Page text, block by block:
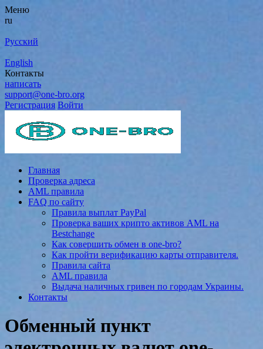
Меню
ru
Русский
English
Контакты
написать
support@one-bro.org
Регистрация Войти
Главная
Проверка адреса
AML правила
FAQ по сайту
Правила выплат PayPal
Проверка ваших крипто активов AML на
Bestchange
Как совершить обмен в one-bro?
Как пройти верификацию карты отправителя.
Правила сайта
AML правила
Выдача наличных гривен по городам Украины.
Контакты
Обменный пункт